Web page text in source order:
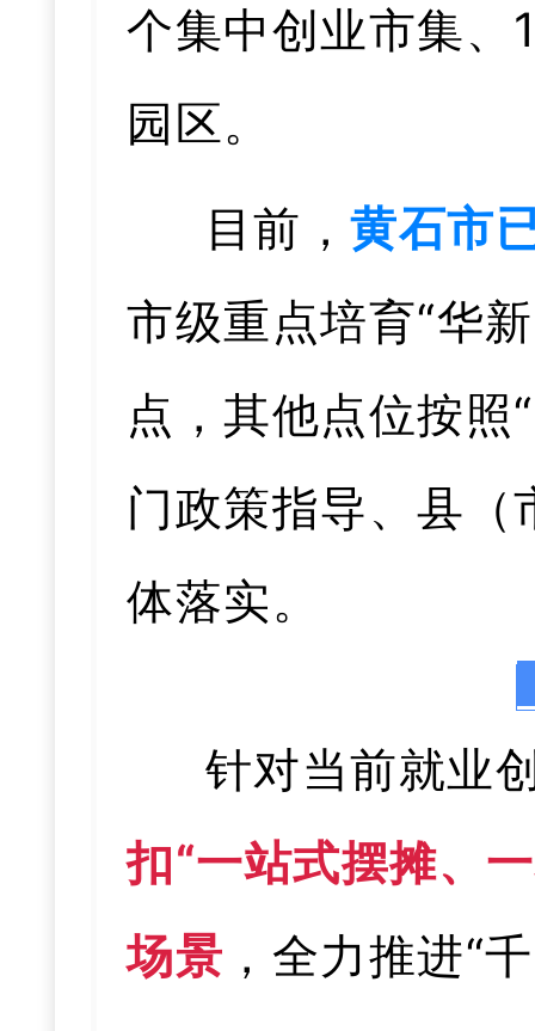
个集中创业市集、
园区。
目前，黄石市
市级重点培育“华
点，其他点位按照
门政策指导、县
体落实。
针对当前就业
扣“一站式摆摊、
场景 ，全力推进“